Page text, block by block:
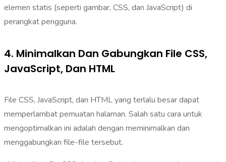
elemen statis (seperti gambar, CSS, dan JavaScript) di
perangkat pengguna.
4. Minimalkan Dan Gabungkan File CSS,
JavaScript, Dan HTML
File CSS, JavaScript, dan HTML yang terlalu besar dapat
memperlambat pemuatan halaman. Salah satu cara untuk
mengoptimalkan ini adalah dengan meminimalkan dan
menggabungkan file-file tersebut.